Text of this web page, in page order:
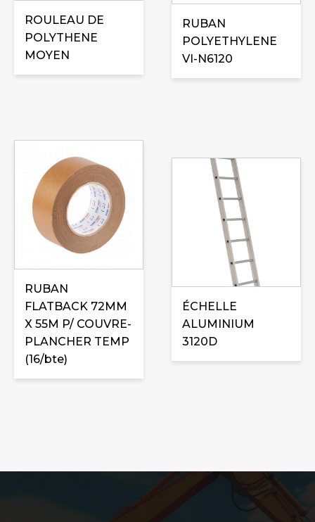
ROULEAU DE
POLYTHENE
MOYEN
être
choisies
sur
RUBAN
POLYETHYLENE
VI-N6120
peuvent
être
choisies
sur
la
RUBAN
FLATBACK 72MM
X 55M P/ COUVRE-
PLANCHER TEMP
(16/bte)
ÉCHELLE
ALUMINIUM
3120D